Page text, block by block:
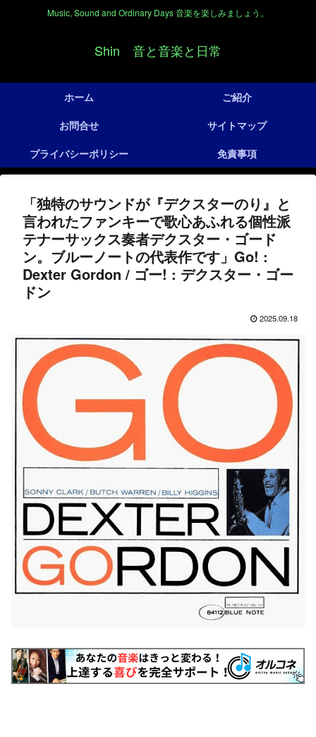
Music, Sound and Ordinary Days 音楽を楽しみましょう。
Shin 音と音楽と日常
ホーム
ご紹介
お問合せ
サイトマップ
プライバシーポリシー
免責事項
「独特のサウンドが『デクスターのり』と
言われたファンキーで歌心あふれる個性派
テナーサックス奏者デクスター・ゴード
ン。ブルーノートの代表作です」Go! :
Dexter Gordon / ゴー! : デクスター・ゴー
ドン
2025.09.18